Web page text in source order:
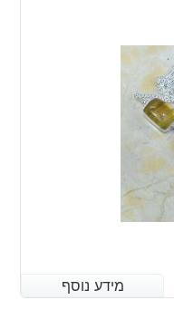
מידע נוסף
מידע נוסף